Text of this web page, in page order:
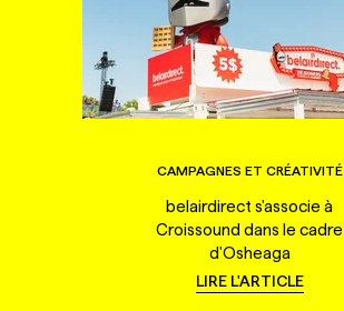
CAMPAGNES ET CRÉATIVITÉ
belairdirect s'associe à
Croissound dans le cadre
d'Osheaga
LIRE L'ARTICLE